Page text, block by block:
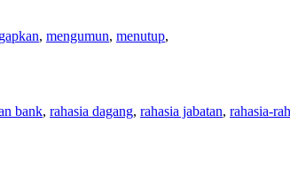
, mengumun, menutup,
bank, rahasia dagang, rahasia jabatan, rahasia-